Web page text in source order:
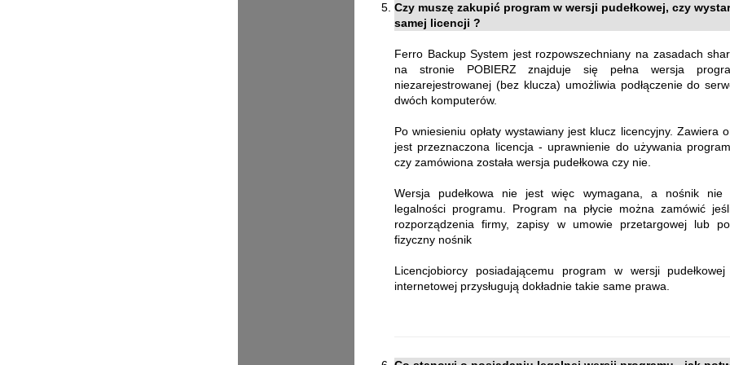
Czy muszę zakupić program w wersji pudełkowej, czy
samej licencji ?
Ferro Backup System jest rozpowszechniany na zasadach
na stronie POBIERZ znajduje się pełna wersja
niezarejestrowanej (bez klucza) umożliwia podłączenie do
dwóch komputerów.
Po wniesieniu opłaty wystawiany jest klucz licencyjny. Zawiera
jest przeznaczona licencja - uprawnienie do używania
czy zamówiona została wersja pudełkowa czy nie.
Wersja pudełkowa nie jest więc wymagana, a nośnik nie
legalności programu. Program na płycie można zamówić
rozporządzenia firmy, zapisy w umowie przetargowej lub
fizyczny nośnik
Licencjobiorcy posiadającemu program w wersji
internetowej przysługują dokładnie takie same prawa.